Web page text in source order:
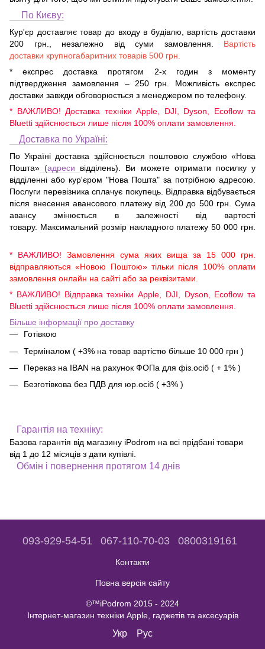
По Києву:
Кур'єр доставляє товар до входу в будівлю, вартість доставки
200 грн., незалежно від суми замовлення. Вартість
доставки крупногабаритних товарів 500 грн.
* експрес доставка протягом 2-х годин з моменту
підтвердження замовлення – 250 грн. Можливість експрес
доставки завжди обговорюється з менеджером по телефону.
* ВАЖЛИВО! Доставка техніки Apple, DJI, Dyson, Ecoflow та
Bluetti здійснюється лише після 100% оплати замовлення.
Доставка по Україні:
По Україні доставка здійснюється поштовою службою «Нова
Пошта» (адреси
відділень). Ви можете отримати посилку у
відділенні або кур'єром "Нова Пошта" за потрібною адресою.
Послуги перевізника сплачує покупець. Відправка відбувається
після внесення авансового платежу від 200 до 500 грн. Сума
авансу змінюється в залежності від вартості
товару. Максимальний розмір накладного платежу 50 000 грн.
* ВАЖЛИВО! Замовлення сума яких вища за 15 000 грн.
відправляються «Новою Поштою» тільки після 100% оплати
замовлення онлайн на сайті або за реквізитами.
* ВАЖЛИВО! Відправка техніки Apple, DJI, Dyson, Ecoflow та
Bluetti здійснюється лише після 100% оплати замовлення.
Більше інформації про доставку
Готівкою
Терміналом ( +3% на товар вартістю більше 10 000 грн )
Переказ на IBAN на рахунок ФОПа для фіз.осіб ( + 1% )
Безготівкова без ПДВ для юр.осіб ( +3% )
Гарантія на техніку:
Базова гарантія від магазину iPodrom на всі прідбані товари
від 1 до 12 місяців з дати купівлі.
Обмін і повернення протягом 14 днів
093-929-54-51 067-110-70-03 0800319161
Контакти
Повна версія сайту
©™iPodrom 2015 - 2024
Інтернет-магазин техніки Apple, гаджетів та аксесуарів
Укр Рус